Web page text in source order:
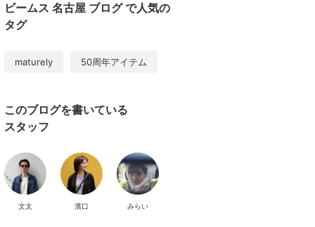
ビームス 名古屋 ブログ で人気の
タグ
maturely 50周年アイテム
このブログを書いている
スタッフ
文太 濱口 みらい